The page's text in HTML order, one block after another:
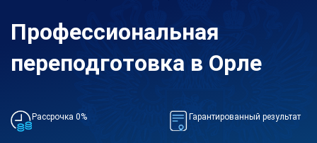
Профессиональная
переподготовка в Орле
Рассрочка 0% Гарантированный результат